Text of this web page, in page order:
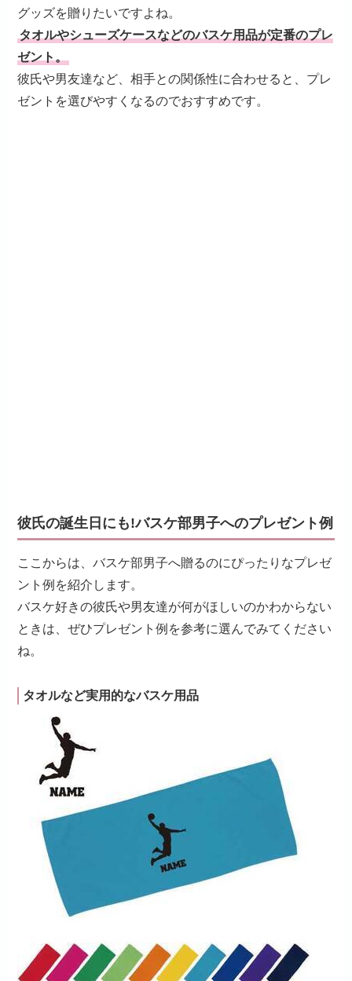
グッズを贈りたいですよね。
タオルやシューズケースなどのバスケ用品が定番のプレ
ゼント。
彼氏や男友達など、相手との関係性に合わせると、プレ
ゼントを選びやすくなるのでおすすめです。
彼氏の誕生日にも!バスケ部男子へのプレゼント例
ここからは、バスケ部男子へ贈るのにぴったりなプレゼ
ント例を紹介します。
バスケ好きの彼氏や男友達が何がほしいのかわからない
ときは、ぜひプレゼント例を参考に選んでみてください
ね。
タオルなど実用的なバスケ用品